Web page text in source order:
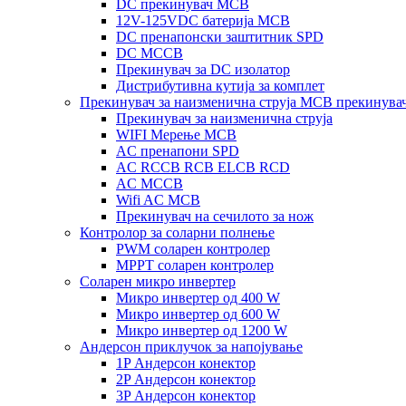
DC прекинувач MCB
12V-125VDC батерија MCB
DC пренапонски заштитник SPD
DC MCCB
Прекинувач за DC изолатор
Дистрибутивна кутија за комплет
Прекинувач за наизменична струја MCB
Прекинувач за наизменична струја
WIFI Мерење MCB
AC пренапони SPD
AC RCCB RCB ELCB RCD
AC MCCB
Wifi AC MCB
Прекинувач на сечилото за нож
Контролор за соларни полнење
PWM соларен контролер
MPPT соларен контролер
Соларен микро инвертер
Микро инвертер од 400 W
Микро инвертер од 600 W
Микро инвертер од 1200 W
Андерсон приклучок за напојување
1P Андерсон конектор
2P Андерсон конектор
3P Андерсон конектор